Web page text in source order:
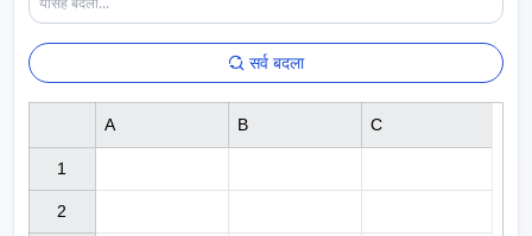
सर्व बदला
1
2
A B C